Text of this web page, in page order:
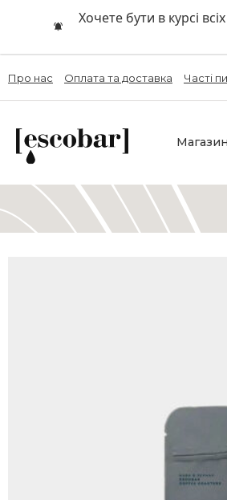
Хочете бути в курсі
Про нас Оплата та доставка Часті
Магазин